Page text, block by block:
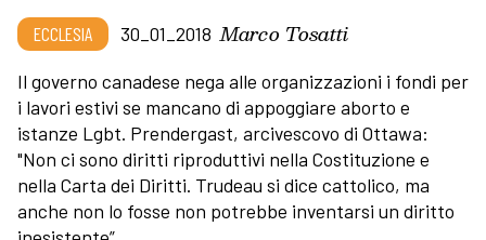
ECCLESIA 30_01_2018 Marco Tosatti
Il governo canadese nega alle organizzazioni i fondi per
i lavori estivi se mancano di appoggiare aborto e
istanze Lgbt. Prendergast, arcivescovo di Ottawa:
"Non ci sono diritti riproduttivi nella Costituzione e
nella Carta dei Diritti. Trudeau si dice cattolico, ma
anche non lo fosse non potrebbe inventarsi un diritto